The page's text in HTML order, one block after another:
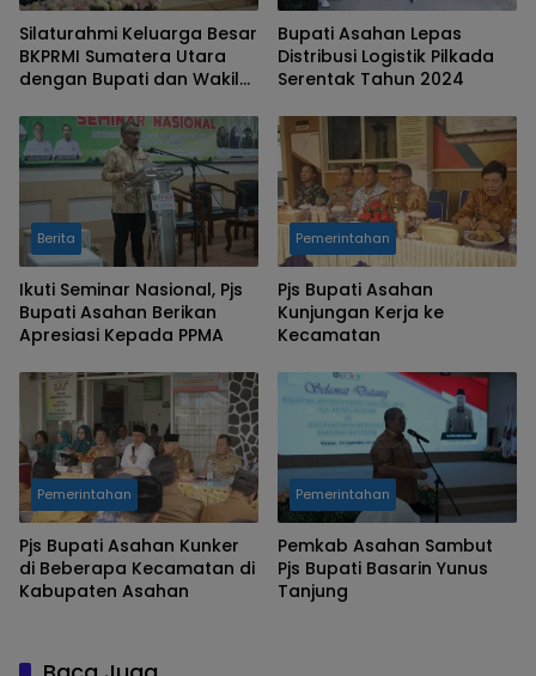
Silaturahmi Keluarga Besar
BKPRMI Sumatera Utara
dengan Bupati dan Wakil
Bupati Asahan Lepas
Distribusi Logistik Pilkada
Serentak Tahun 2024
Berita
Ikuti Seminar Nasional, Pjs
Bupati Asahan Berikan
Apresiasi Kepada PPMA
Pemerintahan
Pjs Bupati Asahan
Kunjungan Kerja ke
Kecamatan
Pemerintahan
Pjs Bupati Asahan Kunker
di Beberapa Kecamatan di
Kabupaten Asahan
Pemerintahan
Pemkab Asahan Sambut
Pjs Bupati Basarin Yunus
Tanjung